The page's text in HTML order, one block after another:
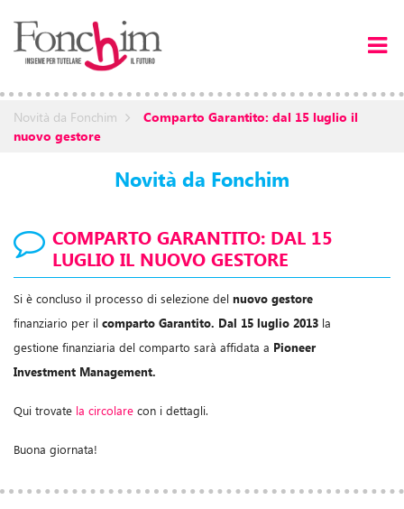
Novità da Fonchim
nuovo gestore
Novità da Fonchim
COMPARTO GARANTITO: DAL 15
LUGLIO IL NUOVO GESTORE
Si è concluso il processo di selezione del nuovo gestore
finanziario per il comparto Garantito. Dal 15 luglio 2013 la
gestione finanziaria del comparto sarà affidata a Pioneer
Investment Management.
Qui trovate la circolare con i dettagli.
Buona giornata!